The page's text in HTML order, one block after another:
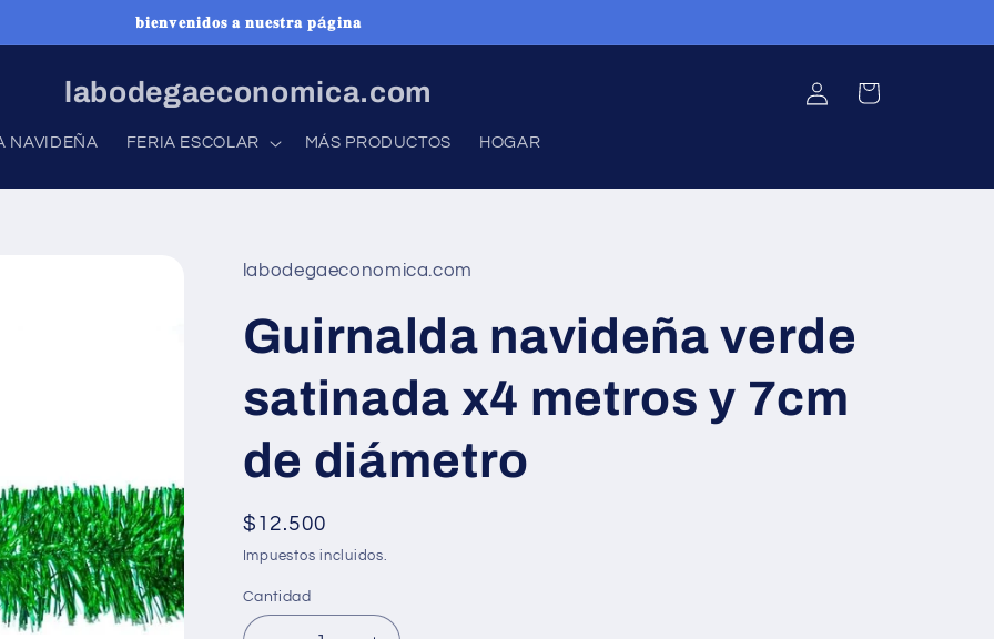
𝐛𝐢𝐞𝐧𝐯𝐞𝐧𝐢𝐝𝐨𝐬 𝐚 𝐧𝐮𝐞𝐬𝐭𝐫𝐚 𝐩á𝐠𝐢𝐧𝐚
labodegaeconomica.com
NAVIDEÑA FERIA ESCOLAR MÁS PRODUCTOS HOGAR
Iniciar
sesión
Carrito
labodegaeconomica.com
Guirnalda navideña verde
satinada x4 metros y 7cm
de diámetro
Precio
habitual
$12.500
Impuestos incluidos.
Cantidad
Cantidad